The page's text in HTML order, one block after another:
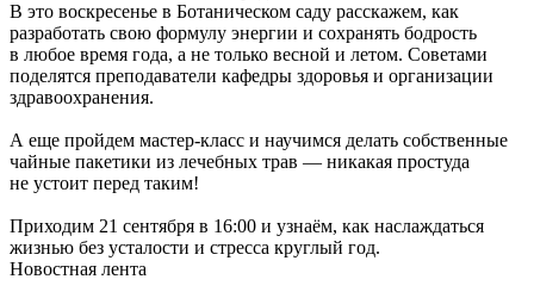
В это воскресенье в Ботаническом саду расскажем, как
разработать свою формулу энергии и сохранять бодрость
в любое время года, а не только весной и летом. Советами
поделятся преподаватели кафедры здоровья и организации
здравоохранения.
А еще пройдем мастер-класс и научимся делать собственные
чайные пакетики из лечебных трав — никакая простуда
не устоит перед таким!
Приходим 21 сентября в 16:00 и узнаём, как наслаждаться
жизнью без усталости и стресса круглый год.
Новостная лента